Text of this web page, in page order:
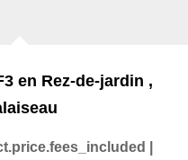
en Rez-de-jardin ,